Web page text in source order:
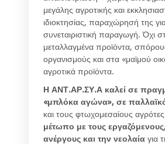
μεγάλης αγροτικής και
ιδιοκτησίας, παραχώρησή της
συνεταιριστική παραγωγή. Όχι
μεταλλαγμένα προϊόντα,
οργανισμούς και στα «μαϊμού
αγροτικά προϊόντα.
Η ΑΝΤ.ΑΡ.ΣΥ.Α καλεί σε
«μπλόκα αγώνα», σε
και τους φτωχομεσαίους αγρότες
μέτωπο με τους
ανέργους και την νεολαία για